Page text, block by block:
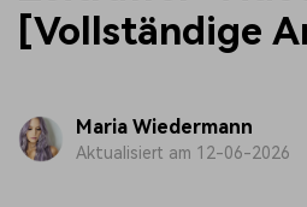
[Vollständige
Maria Wiedermann
Aktualisiert am 12-06-2026